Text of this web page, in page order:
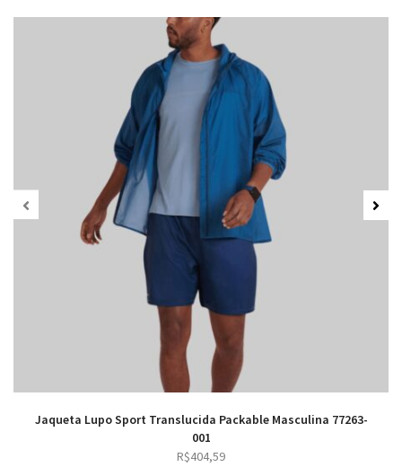
Jaqueta Lupo Sport Translucida Packable Masculina 77263-
001
R$404,59